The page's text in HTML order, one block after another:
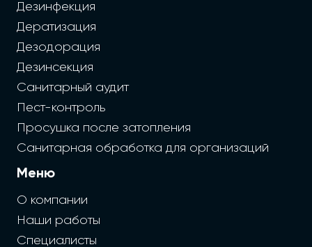
Дезинфекция
Дератизация
Дезодорация
Дезинсекция
Санитарный аудит
Пест-контроль
Просушка после затопления
Санитарная обработка для организаций
Меню
О компании
Наши работы
Специалисты